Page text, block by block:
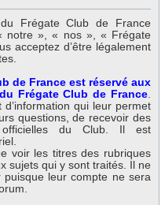
Frégate Club de France
notre », « nos », « Frégate
acceptez d’être légalement
de France est réservé aux
Frégate Club de France
qui leur permet
questions, de recevoir des
du Club. Il est
voir les titres des rubriques
sujets qui y sont traités. Il ne
puisque leur compte ne sera